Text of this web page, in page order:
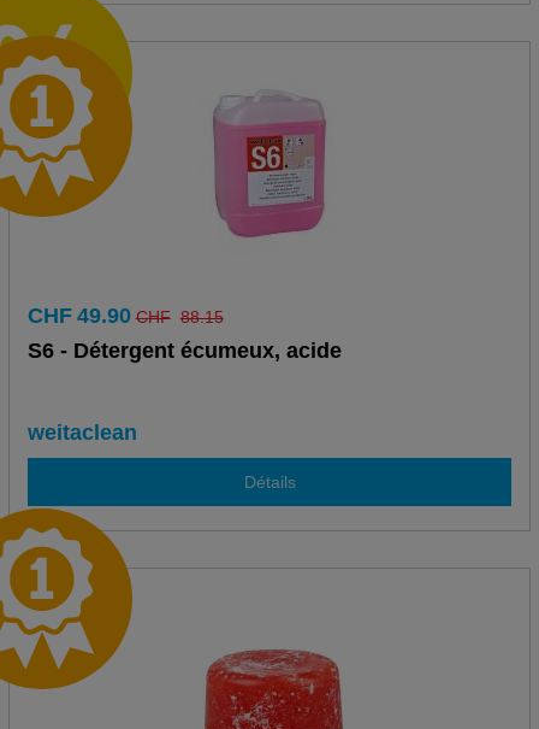
CHF 49.90 CHF 88.15
S6 - Détergent écumeux, acide
weitaclean
Détails